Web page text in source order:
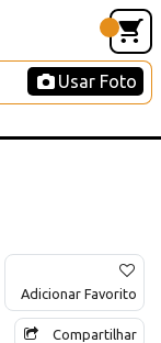
Usar Foto
Adicionar Favorito
Compartilhar